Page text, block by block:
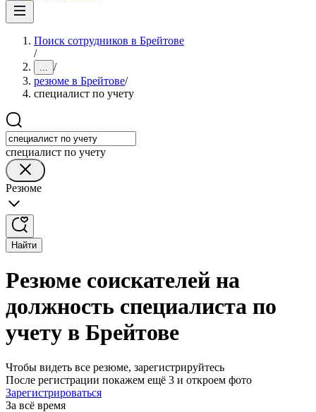
Поиск сотрудников в Брейтове
/
... /
резюме в Брейтове/
специалист по учету
специалист по учету
Резюме
Найти
Резюме соискателей на
должность специалиста по
учету в Брейтове
Чтобы видеть все резюме, зарегистрируйтесь
После регистрации покажем ещё 3 и откроем фото
Зарегистрироваться
За всё время